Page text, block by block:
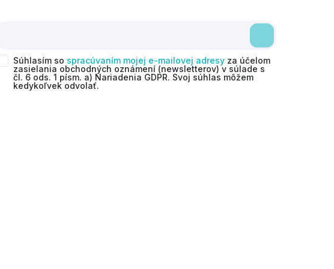
Súhlasím so spracúvaním mojej e-mailovej adresy za účelom
zasielania obchodných oznámení (newsletterov) v súlade s
čl. 6 ods. 1 písm. a) Nariadenia GDPR. Svoj súhlas môžem
kedykoľvek odvolať.